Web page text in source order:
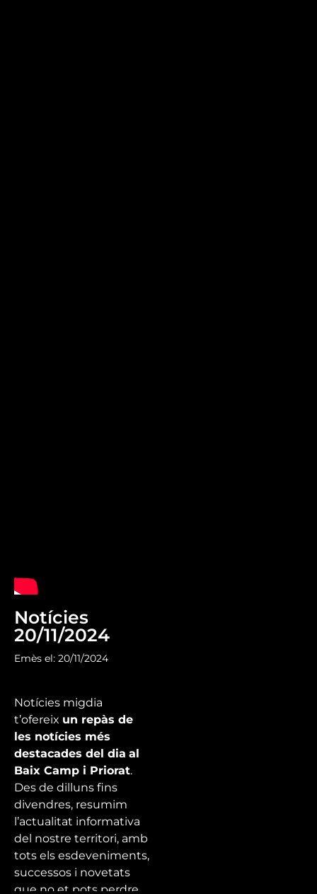
Notícies
20/11/2024
Emès el: 20/11/2024
Notícies migdia
t’ofereix un repàs de
les notícies més
destacades del dia al
Baix Camp i Priorat.
Des de dilluns fins
divendres, resumim
l’actualitat informativa
del nostre territori, amb
tots els esdeveniments,
successos i novetats
que no et pots perdre.